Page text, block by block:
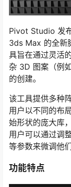
Pivot Studio 发
3ds Max 的全新
具旨在通过灵活
杂 3D 图案（例
的创建。
该工具提供多种
用户以不同的布
始形状的庞大库
用户可以通过调
等参数来微调他
功能特点